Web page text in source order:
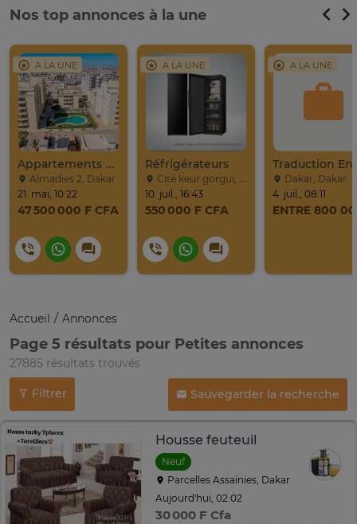
Nos top annonces à la une
A LA UNE
Appartements De Standing Aux Almadies 2
Almadies 2, Dakar
21. mai, 10:22
47 500 000 F CFA
A LA UNE
Réfrigérateurs
Cité keur gorgui, Dakar
10. juil., 16:43
550 000 F CFA
A LA UNE
Dakar, Dakar
4. juil., 08:11
Accueil Annonces
Page 5 résultats pour Petites annonces
27885 résultats trouvés
Filtrer Sauvegarder la recherche
Housse feuteuil
Neuf
Parcelles Assainies, Dakar
Aujourd'hui, 02:02
30 000 F Cfa